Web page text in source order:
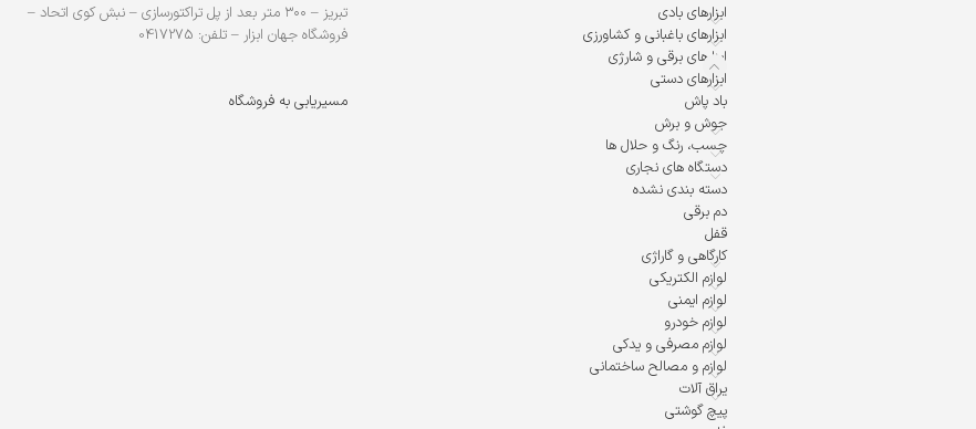
ابزارهای بادی
ابزارهای باغبانی و کشاورزی
ابزارهای برقی و شارژی
ابزارهای دستی
باد پاش
جوش و برش
چسب، رنگ و حلال ها
دستگاه های نجاری
دسته بندی نشده
دم برقی
قفل
کارگاهی و گاراژی
لوازم الکتریکی
لوازم ایمنی
لوازم خودرو
لوازم مصرفی و یدکی
لوازم و مصالح ساختمانی
یراق آلات
پیچ گوشتی
تبریز – ۳۰۰ متر بعد از پل تراکتورسازی – نبش کوی اتحاد –
فروشگاه جهان ابزار – تلفن: 0417275
مسیریابی به فروشگاه